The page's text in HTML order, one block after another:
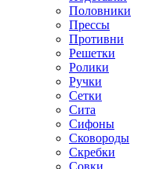
Половники
Прессы
Противни
Решетки
Ролики
Ручки
Сетки
Сита
Сифоны
Сковороды
Скребки